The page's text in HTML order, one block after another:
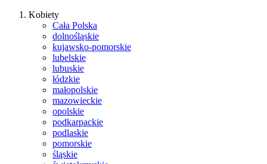
Kobiety
Cała Polska
dolnośląskie
kujawsko-pomorskie
lubelskie
lubuskie
łódzkie
małopolskie
mazowieckie
opolskie
podkarpackie
podlaskie
pomorskie
śląskie